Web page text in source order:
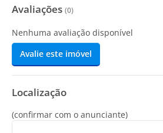
Avaliações (0)
Nenhuma avaliação disponível
Avalie este imóvel
Localização
(confirmar com o anunciante)